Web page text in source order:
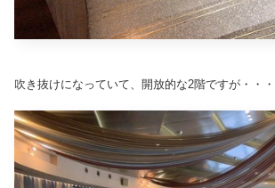
吹き抜けになっていて、開放的な2階ですが・・